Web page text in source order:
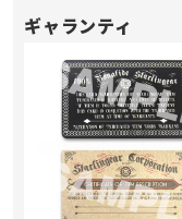
ギャランティ